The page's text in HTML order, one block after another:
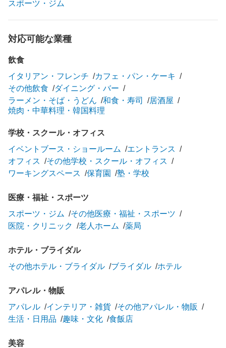
スポーツ・ジム
対応可能な業種
飲食
イタリアン・フレンチ
カフェ・パン・ケーキ
その他飲食
ダイニング・バー
ラーメン・そば・うどん
和食・寿司
居酒屋
焼肉・中華料理・韓国料理
学校・スクール・オフィス
イベントブース・ショールーム
エントランス
オフィス
その他学校・スクール・オフィス
ワーキングスペース
保育園 塾・学校
医療・福祉・スポーツ
スポーツ・ジム
その他医療・福祉・スポーツ
医院・クリニック
老人ホーム 薬局
ホテル・ブライダル
その他ホテル・ブライダル
ブライダル ホテル
アパレル・物販
アパレル
インテリア・雑貨
その他アパレル・物販
生活・日用品
趣味・文化 食飯店
美容